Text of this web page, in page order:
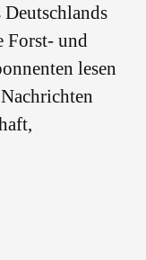
Forst- und
lesen